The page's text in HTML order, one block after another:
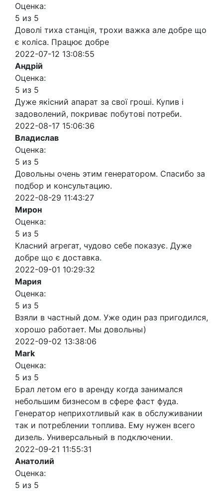
Оценка:
5 из 5
Доволі тиха станція, трохи важка але добре що
є коліса. Працює добре
2022-07-12 13:08:55
Андрій
Оценка:
5 из 5
Дуже якісний апарат за свої гроші. Купив і
задоволений, покриває побутові потреби.
2022-08-17 15:06:36
Владислав
Оценка:
5 из 5
Довольны очень этим генератором. Спасибо за
подбор и консультацию.
2022-08-29 11:43:27
Мирон
Оценка:
5 из 5
Класний агрегат, чудово себе показує. Дуже
добре що є доставка.
2022-09-01 10:29:32
Мария
Оценка:
5 из 5
Взяли в частный дом. Уже один раз пригодился,
хорошо работает. Мы довольны)
2022-09-02 13:38:06
Mark
Оценка:
5 из 5
Брал летом его в аренду когда занимался
небольшим бизнесом в сфере фаст фуда.
Генератор неприхотливый как в обслуживании
так и потреблении топлива. Ему нужен всего
дизель. Универсальный в подключении.
2022-09-21 11:55:31
Анатолий
Оценка:
5 из 5